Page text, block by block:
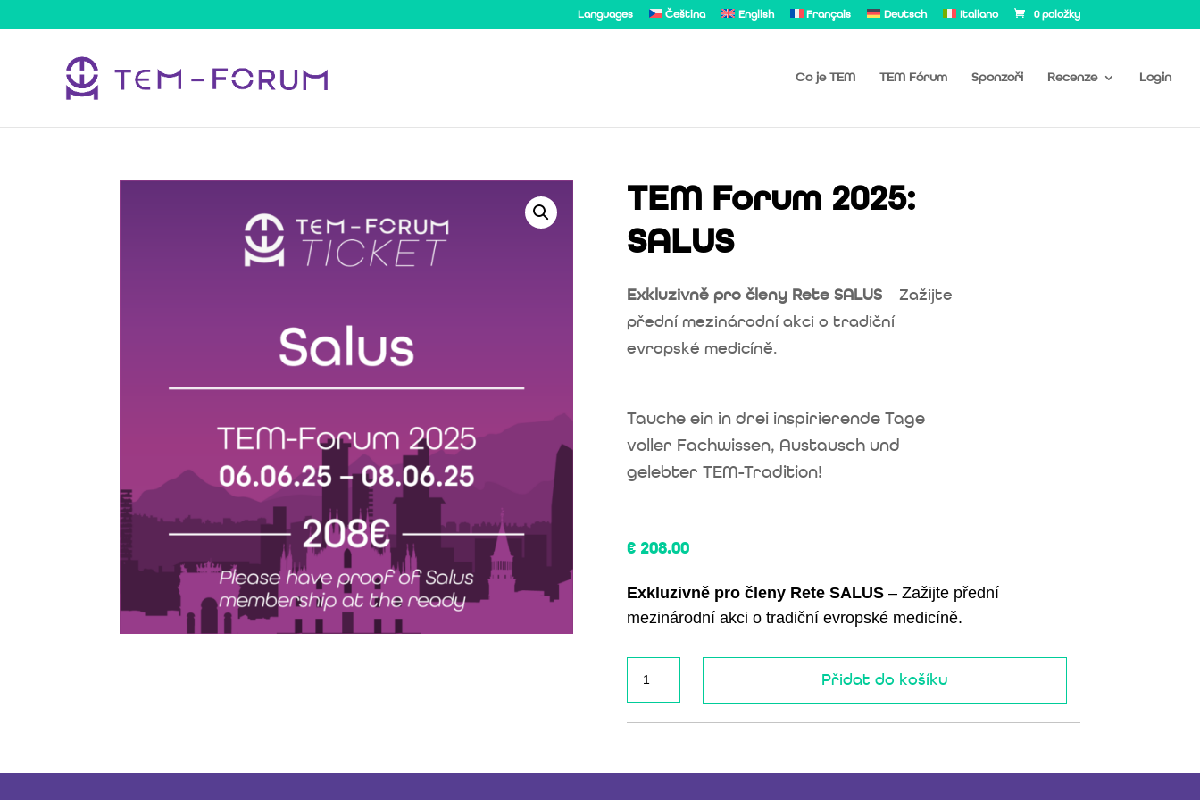
Languages Čeština English Français Deutsch Italiano 0 položky
Co je TEM TEM Fórum Sponzoři Recenze Login
TEM Forum 2025:
SALUS
Exkluzivně pro členy Rete SALUS– Zažijte
přední mezinárodní akci o tradiční
evropské medicíně.
Tauche ein in drei inspirierende Tage
voller Fachwissen, Austausch und
gelebter TEM-Tradition!
€208.00
Exkluzivně pro členy Rete SALUS– Zažijte přední
mezinárodní akci o tradiční evropské medicíně.
2025:
množství
Přidat do košíku